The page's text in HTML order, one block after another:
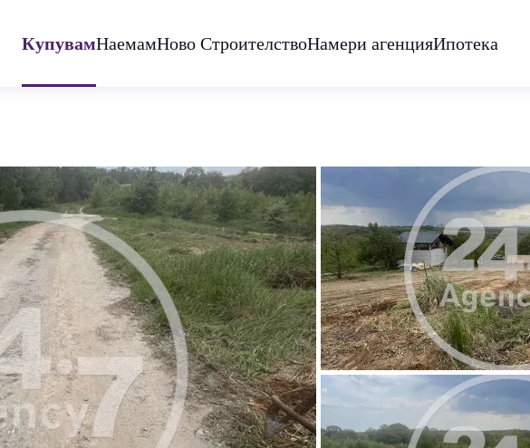
КупувамНаемамНово СтроителствоНамери агенцияИпотека